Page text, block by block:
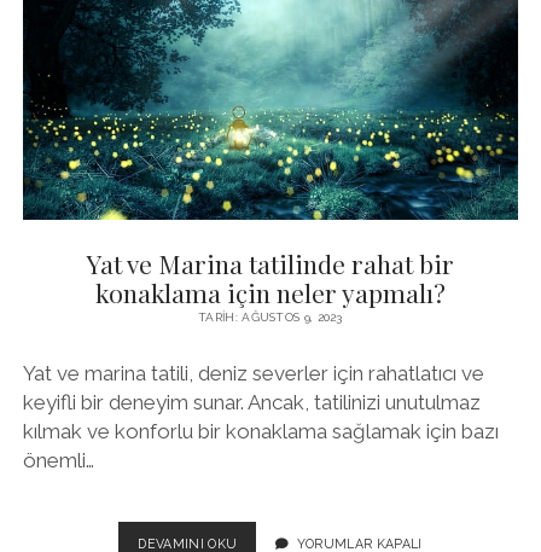
Yat ve Marina tatilinde rahat bir
konaklama için neler yapmalı?
TARIH: AĞUSTOS 9, 2023
Yat ve marina tatili, deniz severler için rahatlatıcı ve
keyifli bir deneyim sunar. Ancak, tatilinizi unutulmaz
kılmak ve konforlu bir konaklama sağlamak için bazı
önemli…
DEVAMINI OKU YORUMLAR KAPALI